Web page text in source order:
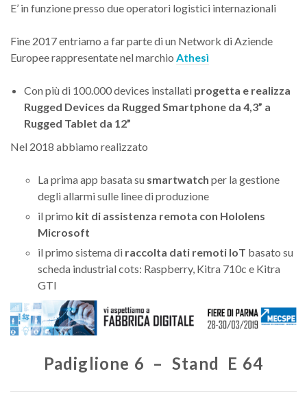
E’ in funzione presso due operatori logistici internazionali
Fine 2017 entriamo a far parte di un Network di Aziende
Europee rappresentate nel marchio Athesì
Con più di 100.000 devices installati progetta e realizza
Rugged Devices da Rugged Smartphone da 4,3” a
Rugged Tablet da 12”
Nel 2018 abbiamo realizzato
La prima app basata su smartwatch per la gestione
degli allarmi sulle linee di produzione
il primo kit di assistenza remota con Hololens
Microsoft
il primo sistema di raccolta dati remoti IoT basato su
scheda industrial cots: Raspberry, Kitra 710c e Kitra
GTI
Padiglione 6 – Stand E 64